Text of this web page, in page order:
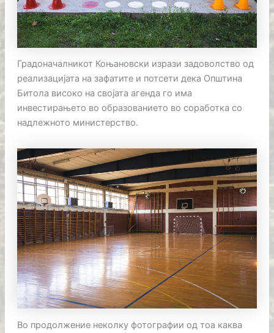
Градоначалникот Коњановски изрази задоволство од
реализацијата на зафатите и потсети дека Општина
Битола високо на својата агенда го има
инвестирањето во образованието во соработка со
надлежното министерство.
Во продолжение неколку фотографии од тоа каква